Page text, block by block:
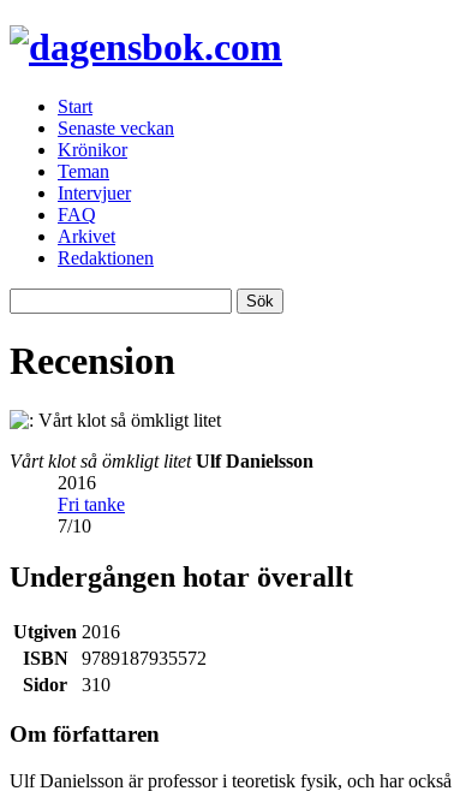
Start
Senaste veckan
Krönikor
Teman
Intervjuer
FAQ
Arkivet
Redaktionen
Recension
Vårt klot så ömkligt litet Ulf Danielsson
2016
Fri tanke
7/10
Undergången hotar överallt
Utgiven 2016
ISBN
9789187935572
Sidor
310
Om författaren
Ulf Danielsson är professor i teoretisk fysik, och har